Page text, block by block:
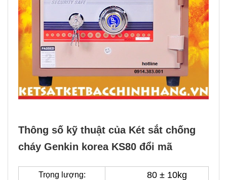
Thông số kỹ thuật của Két sắt chống
cháy Genkin korea KS80 đổi mã
Trọng lượng: 80 ± 10kg